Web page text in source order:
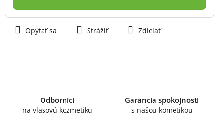
Opýtať sa Strážiť Zdieľať
Odborníci
na vlasovú kozmetiku
Garancia spokojnosti
s našou kometikou